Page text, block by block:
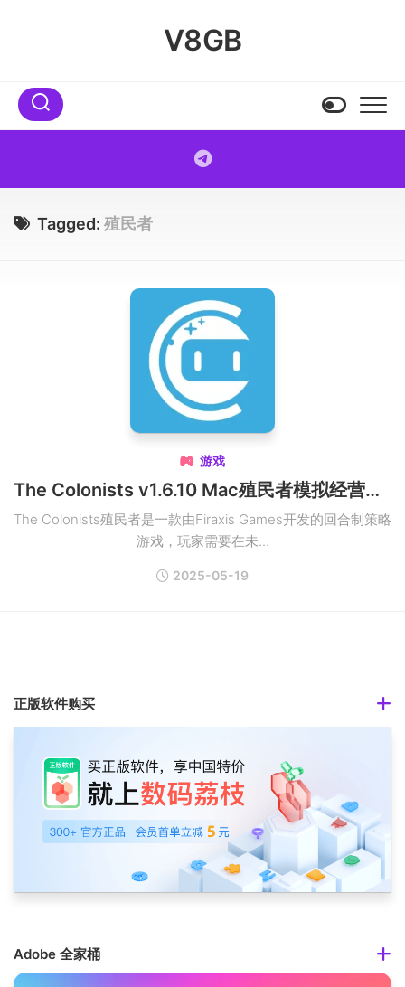
V8GB
Tagged: 殖民者
 游戏
The Colonists v1.6.10 Mac殖民者模拟经营游戏
The Colonists殖民者是一款由Firaxis Games开发的回合制策略
游戏，玩家需要在未...
2025-05-19
正版软件购买
Adobe 全家桶